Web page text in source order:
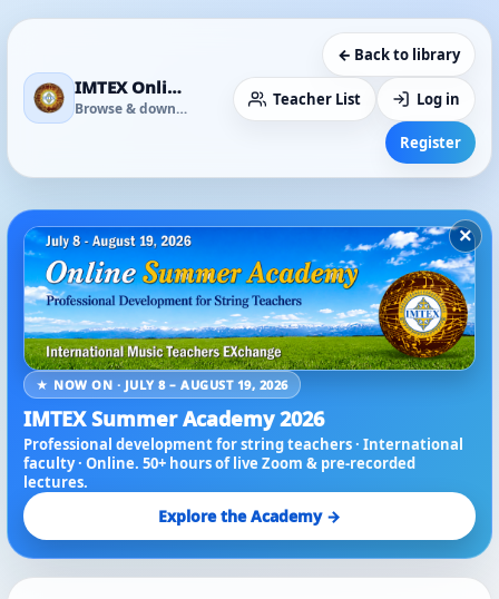
IMTEX Online Media Library
Browse & download
← Back to library
Teacher List Log in
Register
×
★ NOW ON · JULY 8 – AUGUST 19, 2026
IMTEX Summer Academy 2026
Professional development for string teachers · International
faculty · Online. 50+ hours of live Zoom & pre-recorded
lectures.
Explore the Academy →